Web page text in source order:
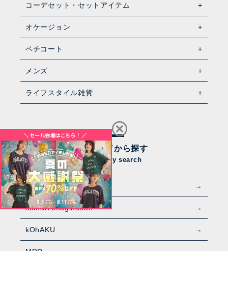
コーデセット・セットアイテム
オケージョン
ペチコート
メンズ
ライフスタイル雑貨
ブランドから探す
category search
n'OrLABEL
somari imagination
kOhAKU
MDR